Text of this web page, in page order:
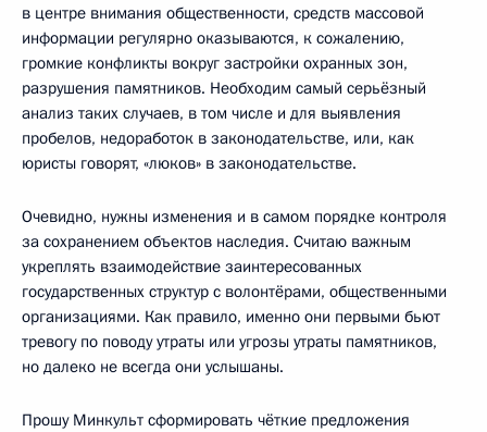
в центре внимания общественности, средств массовой
информации регулярно оказываются, к сожалению,
громкие конфликты вокруг застройки охранных зон,
разрушения памятников. Необходим самый серьёзный
анализ таких случаев, в том числе и для выявления
пробелов, недоработок в законодательстве, или, как
юристы говорят, «люков» в законодательстве.
Очевидно, нужны изменения и в самом порядке контроля
за сохранением объектов наследия. Считаю важным
укреплять взаимодействие заинтересованных
государственных структур с волонтёрами, общественными
организациями. Как правило, именно они первыми бьют
тревогу по поводу утраты или угрозы утраты памятников,
но далеко не всегда они услышаны.
Прошу Минкульт сформировать чёткие предложения